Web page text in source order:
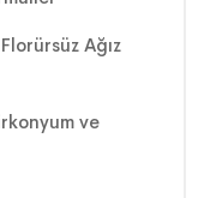
Ağız
ve